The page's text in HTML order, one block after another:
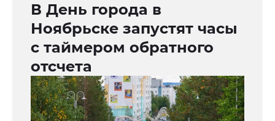
В День города в
Ноябрьске запустят часы
с таймером обратного
отсчета